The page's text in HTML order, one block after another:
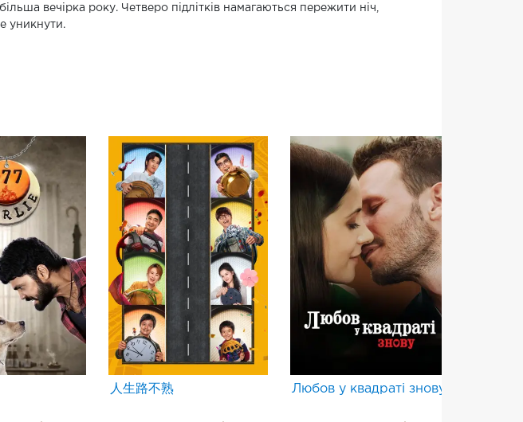
вечірка року. Четверо підлітків намагаються пережити ніч,
уникнути.
人生路不熟 Любов у квадраті знову